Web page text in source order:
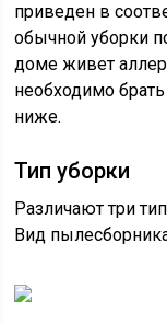
приведен в
обычной уборки
доме живет
необходимо
ниже.
Тип уборки
Различают три
Вид